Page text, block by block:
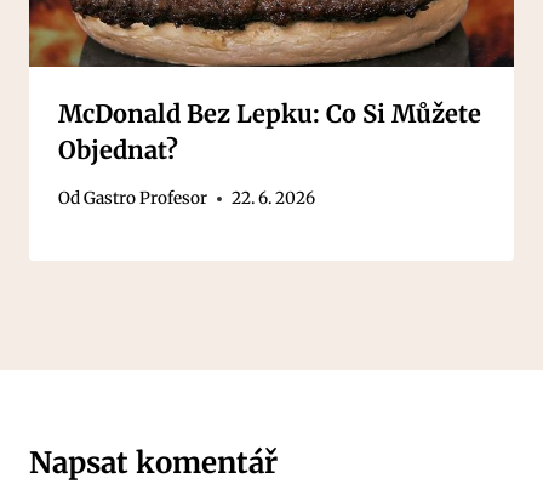
McDonald Bez Lepku: Co Si Můžete
Objednat?
OdGastro Profesor 22. 6. 2026
Napsat komentář